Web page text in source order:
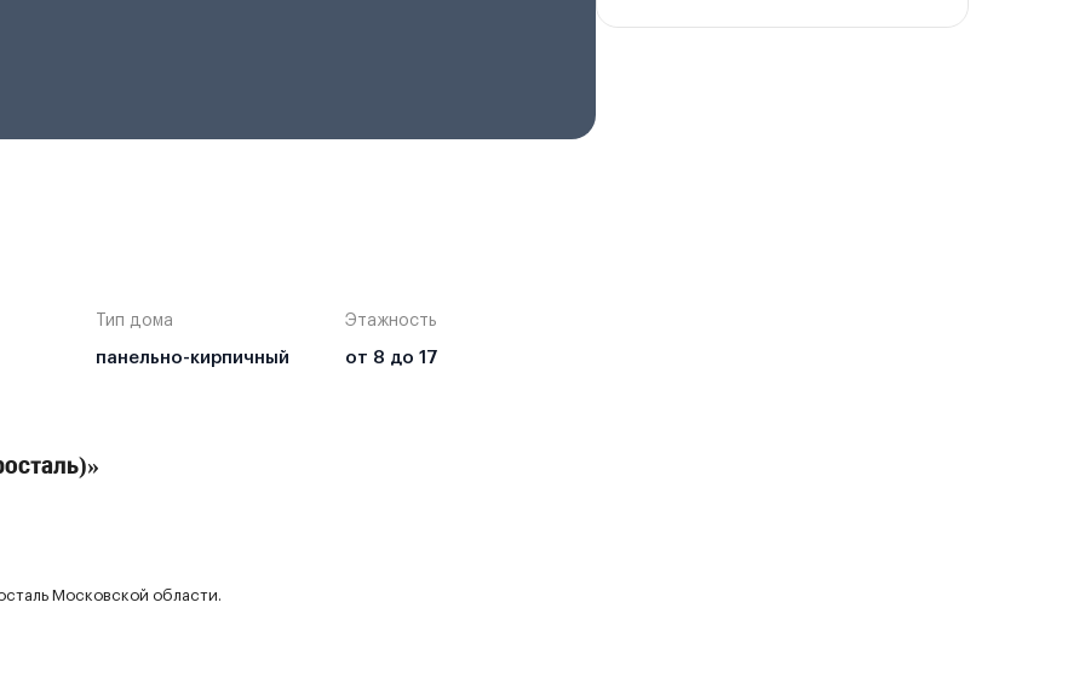
Тип дома
панельно-кирпичный
Этажность
от 8 до 17
Московской области.